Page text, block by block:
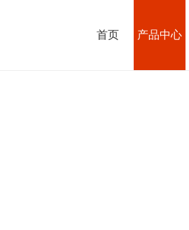
首页 产品中心